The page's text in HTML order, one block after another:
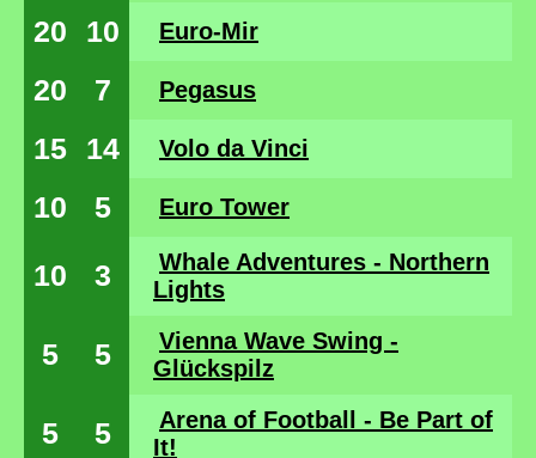
20 10 Euro-Mir
20 7 Pegasus
15 14 Volo da Vinci
10 5 Euro Tower
10 3
Whale Adventures - Northern
Lights
5 5
Vienna Wave Swing -
Glückspilz
5 5
Arena of Football - Be Part of
It!